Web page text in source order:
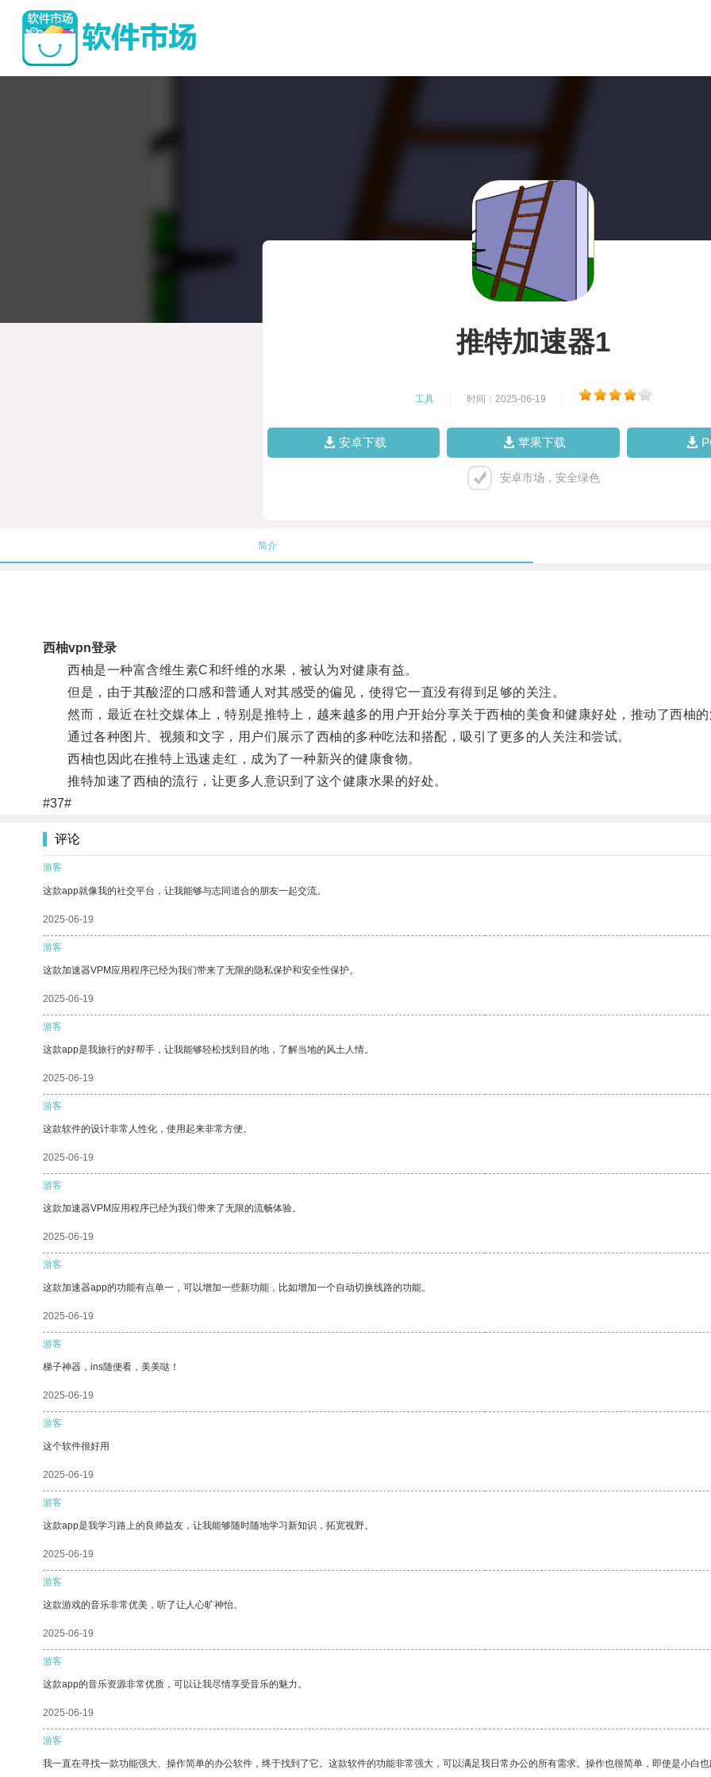
推特加速器1
工具 时间：2025-06-19
安卓下载 苹果下载
安卓市场，安全绿色
简介
西柚vpn登录
西柚是一种富含维生素C和纤维的水果，被认为对健康有益。
但是，由于其酸涩的口感和普通人对其感受的偏见，使得它一直没有得到足够的关注。
然而，最近在社交媒体上，特别是推特上，越来越多的用户开始分享关于西柚的美食和健康好处，推动了西柚的
通过各种图片、视频和文字，用户们展示了西柚的多种吃法和搭配，吸引了更多的人关注和尝试。
西柚也因此在推特上迅速走红，成为了一种新兴的健康食物。
推特加速了西柚的流行，让更多人意识到了这个健康水果的好处。
#37#
评论
游客
这款app就像我的社交平台，让我能够与志同道合的朋友一起交流。
2025-06-19
游客
这款加速器VPM应用程序已经为我们带来了无限的隐私保护和安全性保护。
2025-06-19
游客
这款app是我旅行的好帮手，让我能够轻松找到目的地，了解当地的风土人情。
2025-06-19
游客
这款软件的设计非常人性化，使用起来非常方便。
2025-06-19
游客
这款加速器VPM应用程序已经为我们带来了无限的流畅体验。
2025-06-19
游客
这款加速器app的功能有点单一，可以增加一些新功能，比如增加一个自动切换线路的功能。
2025-06-19
游客
梯子神器，ins随便看，美美哒！
2025-06-19
游客
这个软件很好用
2025-06-19
游客
这款app是我学习路上的良师益友，让我能够随时随地学习新知识，拓宽视野。
2025-06-19
游客
这款游戏的音乐非常优美，听了让人心旷神怡。
2025-06-19
游客
这款app的音乐资源非常优质，可以让我尽情享受音乐的魅力。
2025-06-19
游客
我一直在寻找一款功能强大、操作简单的办公软件，终于找到了它。这款软件的功能非常强大，可以满足我日常办公的所有需求。操作也很简单，即使是小白也